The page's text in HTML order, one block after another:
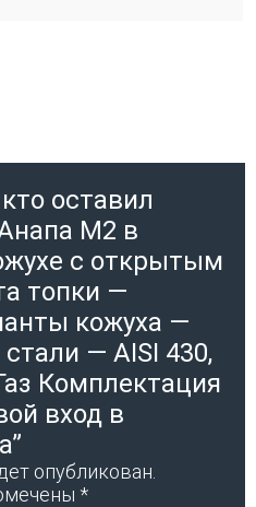
оставил
М2 в
с открытым
топки —
кожуха —
— AISI 430,
Комплектация
вход в
опубликован.
*